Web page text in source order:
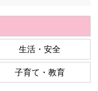
生活・安全
子育て・教育